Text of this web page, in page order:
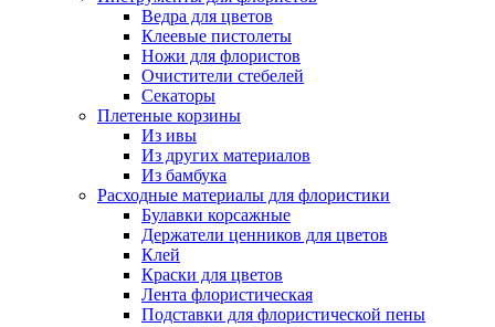
Ведра для цветов
Клеевые пистолеты
Ножи для флористов
Очистители стебелей
Секаторы
Плетеные корзины
Из ивы
Из других материалов
Из бамбука
Расходные материалы для флористики
Булавки корсажные
Держатели ценников для цветов
Клей
Краски для цветов
Лента флористическая
Подставки для флористической пены